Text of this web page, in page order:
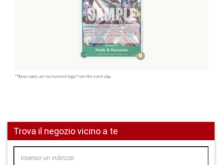
Trova il negozio vicino a te